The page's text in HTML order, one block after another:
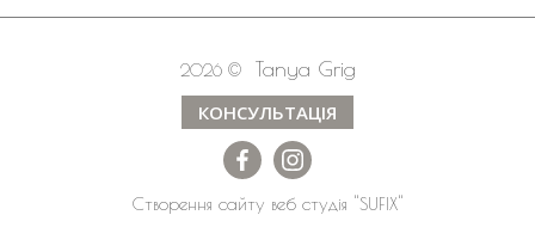
2026 © Tanya Grig
КОНСУЛЬТАЦІЯ
Створення сайту веб студія "SUFIX"